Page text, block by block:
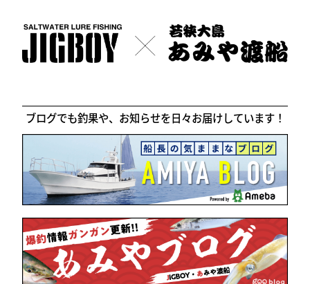
ブログでも釣果や、お知らせを日々お届けしています！